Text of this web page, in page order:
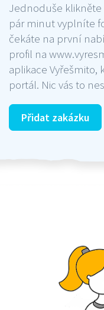
Jednoduše klikněte
pár minut vyplníte
čekáte na první
profil na
aplikace Vyřešmito,
portál. Nic vás to
Přidat zakázku